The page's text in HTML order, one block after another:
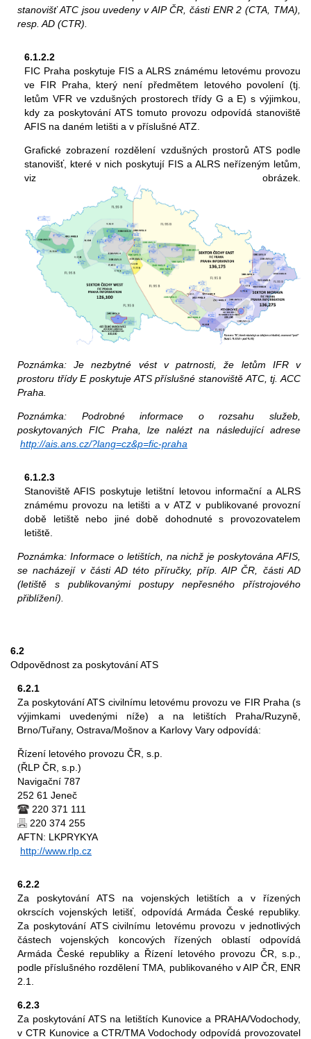
stanovišť ATC jsou uvedeny v AIP ČR, části ENR 2 (CTA, TMA),
resp. AD (CTR).
6.1.2.2
FIC Praha poskytuje FIS a ALRS známému letovému provozu
ve FIR Praha, který není předmětem letového povolení (tj.
letům VFR ve vzdušných prostorech třídy G a E) s výjimkou,
kdy za poskytování ATS tomuto provozu odpovídá stanoviště
AFIS na daném letišti a v příslušné ATZ.
Grafické zobrazení rozdělení vzdušných prostorů ATS podle
stanovišť, které v nich poskytují FIS a ALRS neřízeným letům,
viz obrázek.
Poznámka: Je nezbytné vést v patrnosti, že letům IFR v
prostoru třídy E poskytuje ATS příslušné stanoviště ATC, tj. ACC
Praha.
Poznámka: Podrobné informace o rozsahu služeb,
poskytovaných FIC Praha, lze nalézt na následující adrese
http://ais.ans.cz/?lang=cz&p=fic-praha
6.1.2.3
Stanoviště AFIS poskytuje letištní letovou informační a ALRS
známému provozu na letišti a v ATZ v publikované provozní
době letiště nebo jiné době dohodnuté s provozovatelem
letiště.
Poznámka: Informace o letištích, na nichž je poskytována AFIS,
se nacházejí v části AD této příručky, příp. AIP ČR, části AD
(letiště s publikovanými postupy nepřesného přístrojového
přiblížení).
6.2
Odpovědnost za poskytování ATS
6.2.1
Za poskytování ATS civilnímu letovému provozu ve FIR Praha (s
výjimkami uvedenými níže) a na letištích Praha/Ruzyně,
Brno/Tuřany, Ostrava/Mošnov a Karlovy Vary odpovídá:
Řízení letového provozu ČR, s.p.
(ŘLP ČR, s.p.)
Navigační 787
252 61 Jeneč
220 371 111
220 374 255
AFTN: LKPRYKYA
http://www.rlp.cz
6.2.2
Za poskytování ATS na vojenských letištích a v řízených
okrscích vojenských letišť, odpovídá Armáda České republiky.
Za poskytování ATS civilnímu letovému provozu v jednotlivých
částech vojenských koncových řízených oblastí odpovídá
Armáda České republiky a Řízení letového provozu ČR, s.p.,
podle příslušného rozdělení TMA, publikovaného v AIP ČR, ENR
2.1.
6.2.3
Za poskytování ATS na letištích Kunovice a PRAHA/Vodochody,
v CTR Kunovice a CTR/TMA Vodochody odpovídá provozovatel